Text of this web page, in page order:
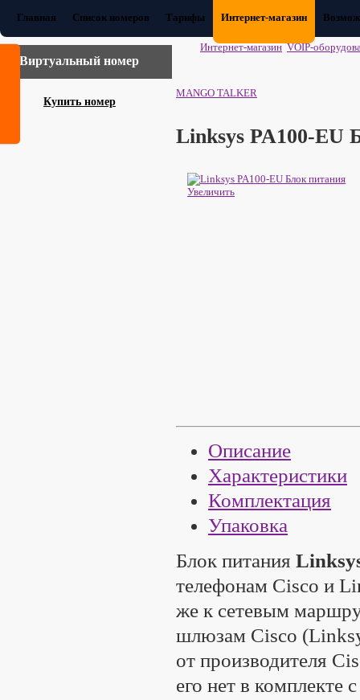
Главная Список номеров Тарифы Интернет-магазин
Виртуальный номер
Купить номер
Интернет-магазин VOIP-
MANGO TALKER
Linksys PA100-EU
Увеличить
Описание
Характеристики
Комплектация
Упаковка
Блок питания
телефонам Cisco и
же к сетевым
шлюзам Cisco
от производителя
его нет в